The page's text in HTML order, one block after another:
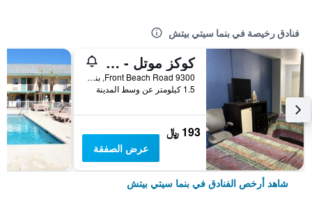
فنادق رخيصة في بنما سيتي بيتش
كوكز موتل - باناما سيتي بيتش
9300 Front Beach Road, بنما سيتي بيتش, FL, الولايات المتحدة الأميريكية
1.5 كيلومتر عن وسط المدينة
193 ﷼
عرض الصفقة
شاهد أرخص الفنادق في بنما سيتي بيتش